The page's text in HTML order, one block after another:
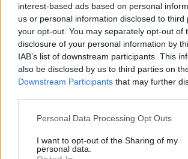
interest-based ads based on personal
us or personal information disclosed to third
your opt-out. You may separately opt-out of
disclosure of your personal information by
IAB’s list of downstream participants. This
also be disclosed by us to third parties on
Downstream Participants that may further
Personal Data Processing Opt Outs
I want to opt-out of the Sharing of my
personal data.